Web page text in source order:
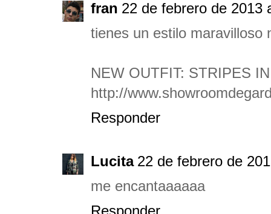
fran 22 de febrero de 2013
tienes un estilo maravilloso
NEW OUTFIT: STRIPES
http://
Responder
Lucita 22 de febrero de
me encantaaaaaa